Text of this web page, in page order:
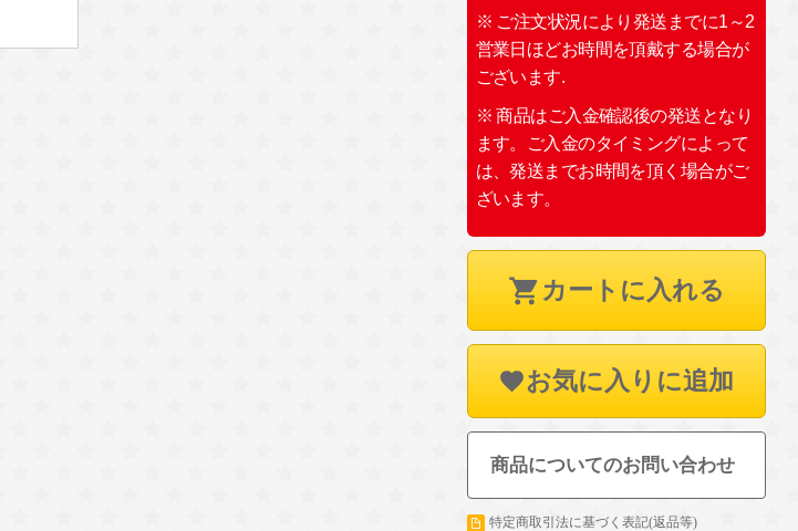
※ ご注文状況により発送までに1～2
営業日ほどお時間を頂戴する場合が
ございます.
※ 商品はご入金確認後の発送となり
ます。ご入金のタイミングによって
は、発送までお時間を頂く場合がご
ざいます。
カートに入れる
お気に入りに追加
商品についてのお問い合わせ
特定商取引法に基づく表記(返品等)